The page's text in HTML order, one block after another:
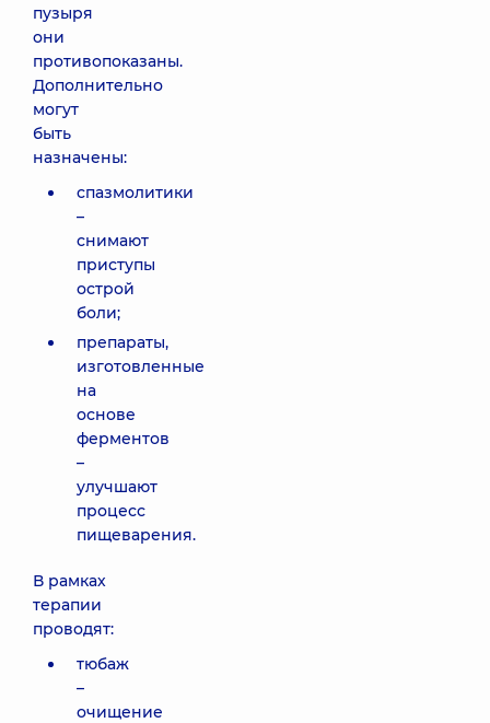
пузыря
они
противопоказаны.
Дополнительно
могут
быть
назначены:
спазмолитики
–
снимают
приступы
острой
боли;
препараты,
изготовленные
на
основе
ферментов
–
улучшают
процесс
пищеварения.
В рамках
терапии
проводят:
тюбаж
–
очищение